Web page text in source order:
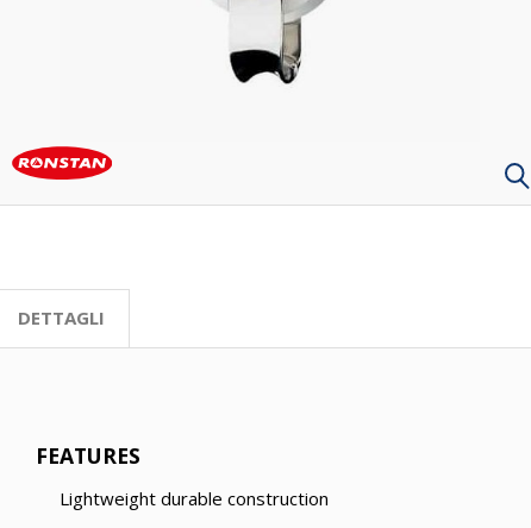
DETTAGLI
FEATURES
Lightweight durable construction